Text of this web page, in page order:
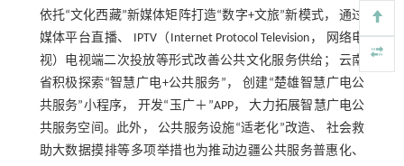
依托“文化西藏”新媒体矩阵打造“数字+文旅”新模式， 通过
媒体平台直播、 IPTV（Internet Protocol Television， 网络电
视）电视端二次投放等形式改善公共文化服务供给； 云南
省积极探索“智慧广电+公共服务”， 创建“楚雄智慧广电公
共服务”小程序， 开发“玉广＋”APP， 大力拓展智慧广电公
共服务空间。此外， 公共服务设施“适老化”改造、 社会救
助大数据摸排等多项举措也为推动边疆公共服务普惠化、